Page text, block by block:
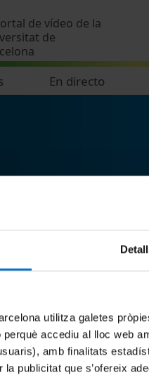
utilitza galetes
accediu al lloc web
amb finalitats
publicitat que s’ofereix
de vídeo de la
de
En directo